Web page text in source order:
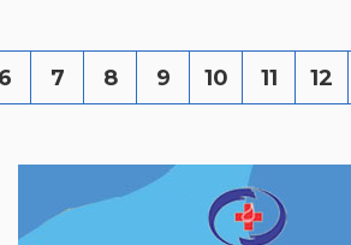
7 8 9 10 11 12